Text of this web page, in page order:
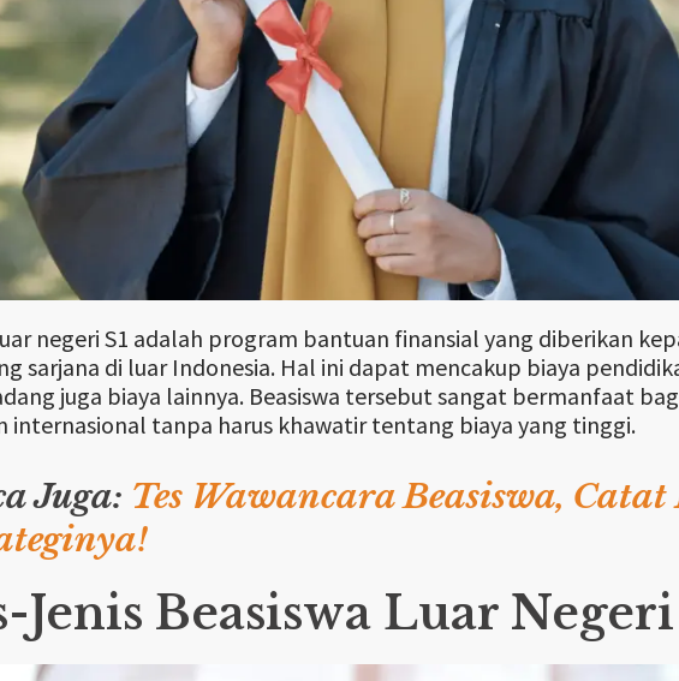
negeri S1 adalah program bantuan finansial yang diberikan
sarjana di luar Indonesia. Hal ini dapat mencakup biaya
juga biaya lainnya. Beasiswa tersebut sangat bermanfaat
internasional tanpa harus khawatir tentang biaya yang tinggi.
Juga: Tes Wawancara Beasiswa,
Jenis Beasiswa Luar Negeri